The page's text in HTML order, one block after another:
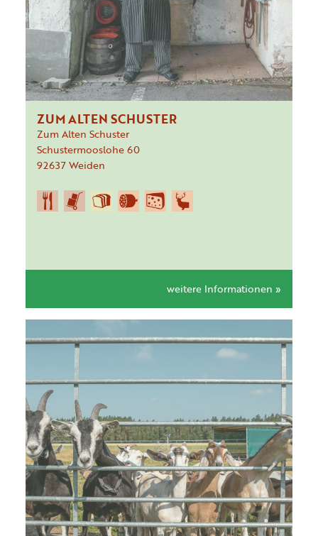
ZUM ALTEN SCHUSTER
Zum Alten Schuster
Schustermooslohe60
92637Weiden
weitere Informationen »